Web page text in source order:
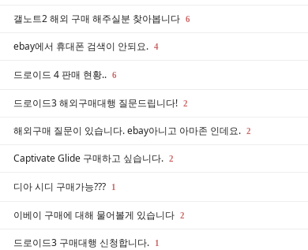
갤노트2 해외 구매 해주실분 찾아봅니다 6
ebay에서 휴대폰 검색이 안되요. 4
드로이드 4 판매 현황.. 6
드로이드3 해외구매대행 질문드립니다! 2
해외구매 질문이 있습니다. ebay아니고 아마존 인데요. 2
Captivate Glide 구매하고 싶습니다. 2
디아 시디 구매가능??? 1
이베이 구매에 대해 물어볼게 있습니다 2
드로이드3 구매대행 신청합니다. 1